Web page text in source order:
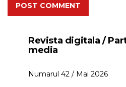
POST COMMENT
Revista digitala /
media
Numarul 42 / Mai 2026